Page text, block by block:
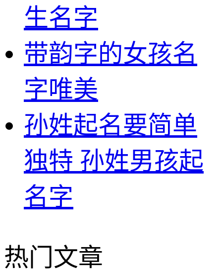
生名字
带韵字的女孩名
字唯美
孙姓起名要简单
独特 孙姓男孩起
名字
热门文章